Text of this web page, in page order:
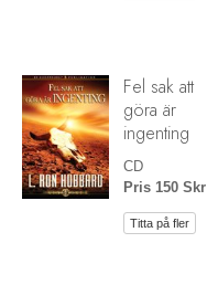
Fel sak att
göra är
ingenting
CD
Pris 150 Skr
Titta på fler